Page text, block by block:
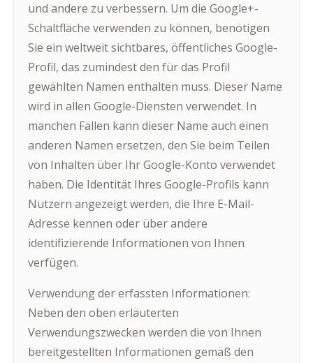
und andere zu verbessern. Um die Google+-
Schaltfläche verwenden zu können, benötigen
Sie ein weltweit sichtbares, öffentliches Google-
Profil, das zumindest den für das Profil
gewählten Namen enthalten muss. Dieser Name
wird in allen Google-Diensten verwendet. In
manchen Fällen kann dieser Name auch einen
anderen Namen ersetzen, den Sie beim Teilen
von Inhalten über Ihr Google-Konto verwendet
haben. Die Identität Ihres Google-Profils kann
Nutzern angezeigt werden, die Ihre E-Mail-
Adresse kennen oder über andere
identifizierende Informationen von Ihnen
verfügen.
Verwendung der erfassten Informationen:
Neben den oben erläuterten
Verwendungszwecken werden die von Ihnen
bereitgestellten Informationen gemäß den